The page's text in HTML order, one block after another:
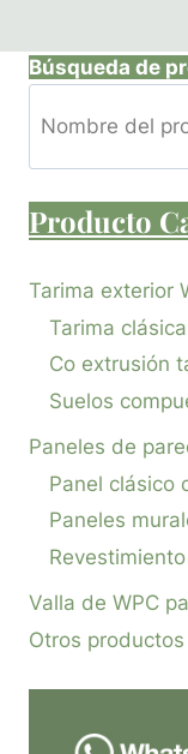
Búsqueda de
Producto
Tarima exterior
Tarima
Co extrusión
Suelos
Paneles de
Panel clásico
Paneles
Valla de WPC
Otros